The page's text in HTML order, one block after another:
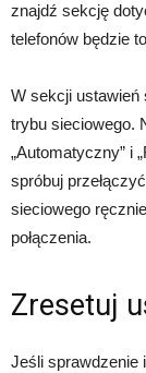
znajdź sekcję
telefonów będzie
W sekcji ustawień
trybu sieciowego.
„Automatyczny” i
spróbuj
sieciowego
połączenia.
Zresetuj
Jeśli sprawdzenie